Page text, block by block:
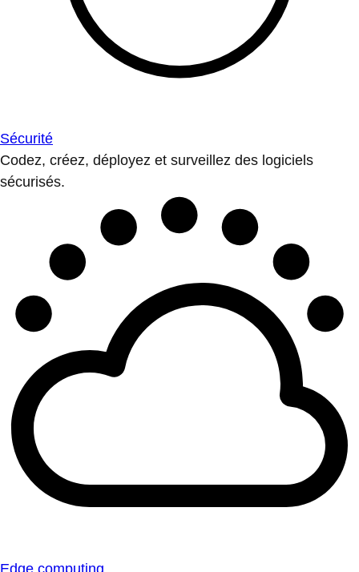
Sécurité
Codez, créez, déployez et surveillez des logiciels
sécurisés.
Edge computing